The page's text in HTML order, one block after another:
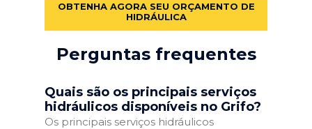
OBTENHA AGORA SEU ORÇAMENTO DE
HIDRÁULICA
Perguntas frequentes
Quais são os principais serviços
hidráulicos disponíveis no Grifo?
Os principais serviços hidráulicos